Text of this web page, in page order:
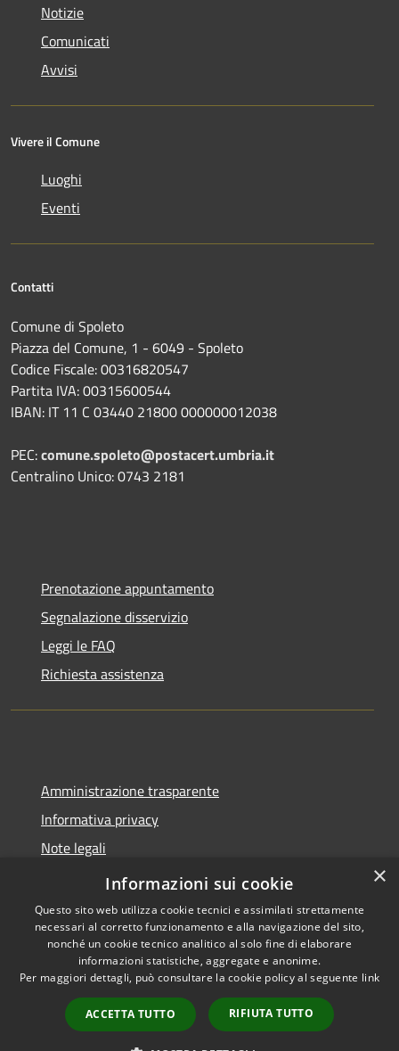
Notizie
Comunicati
Avvisi
Vivere il Comune
Luoghi
Eventi
Contatti
Comune di Spoleto
Piazza del Comune, 1 - 6049 - Spoleto
Codice Fiscale: 00316820547
Partita IVA: 00315600544
IBAN: IT 11 C 03440 21800 000000012038
PEC:comune.spoleto@postacert.umbria.it
Centralino Unico: 0743 2181
Prenotazione appuntamento
Segnalazione disservizio
Leggi le FAQ
Richiesta assistenza
Amministrazione trasparente
Informativa privacy
Note legali
Dichiarazione di accessibilità
Accessibilità
Copyright © 2026 • Comune di
Spoleto • Powered by
Municipium•
Accesso
redazione
×
Informazioni sui cookie
Questo sito web utilizza cookie tecnici e assimilati strettamente
necessari al corretto funzionamento e alla navigazione del sito,
nonché un cookie tecnico analitico al solo fine di elaborare
informazioni statistiche, aggregate e anonime.
Per maggiori dettagli, può consultare la cookie policy al seguente link
ACCETTA TUTTO RIFIUTA TUTTO